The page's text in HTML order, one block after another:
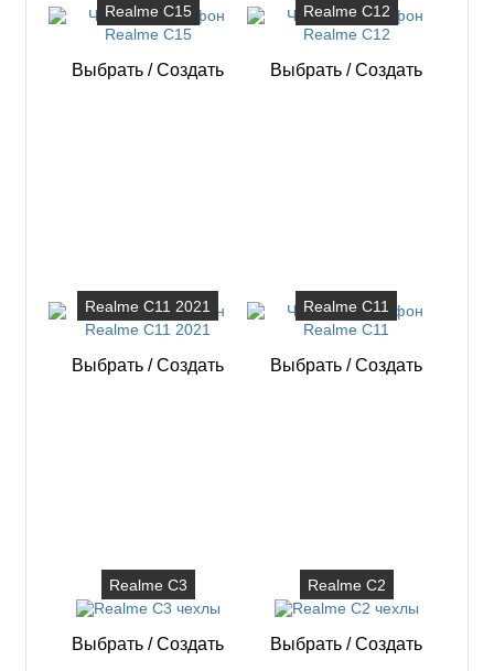
Realme C15
Выбрать /Создать
Realme C12
Выбрать /Создать
Realme C11 2021
Выбрать /Создать
Realme C11
Выбрать /Создать
Realme C3
Выбрать /Создать
Realme C2
Выбрать /Создать